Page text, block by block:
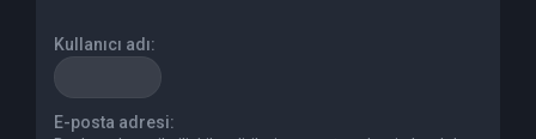
Kullanıcı adı:
E-posta adresi: